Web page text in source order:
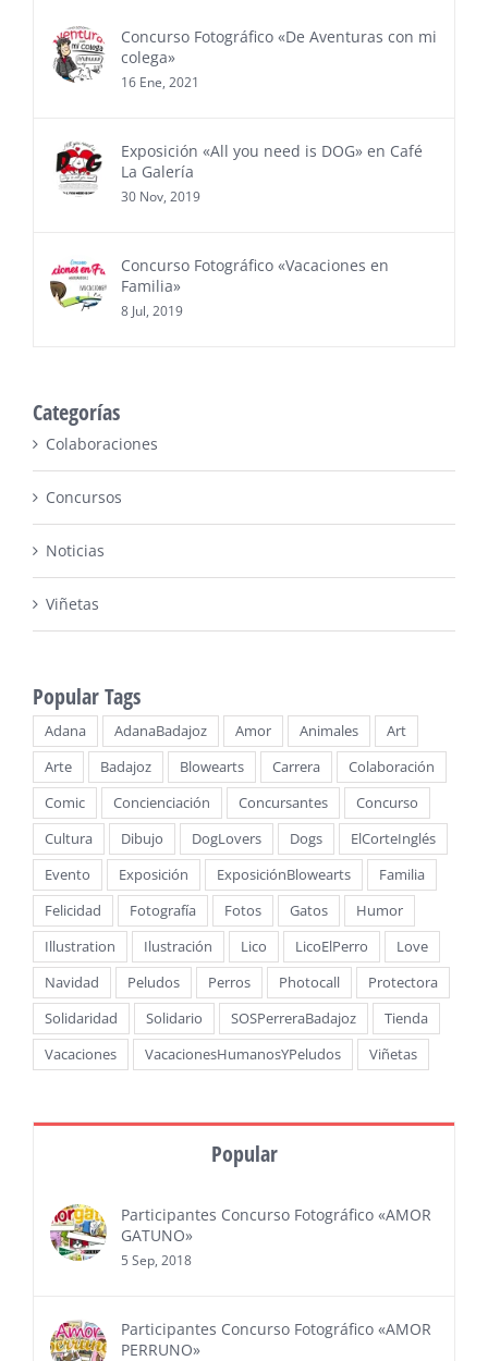
Concurso Fotográfico «De Aventuras con mi
colega»
16 Ene, 2021
Exposición «All you need is DOG» en Café
La Galería
30 Nov, 2019
Concurso Fotográfico «Vacaciones en
Familia»
8 Jul, 2019
Categorías
Colaboraciones
Concursos
Noticias
Viñetas
Popular Tags
Adana AdanaBadajoz Amor Animales
Art
Arte
Badajoz Blowearts Carrera
Colaboración
Comic
Concienciación Concursantes
Concurso
Cultura
Dibujo DogLovers Dogs
ElCorteInglés
Evento
Exposición ExposiciónBlowearts
Familia
Felicidad
Fotografía Fotos Gatos
Humor
Illustration
Ilustración Lico LicoElPerro
Love
Navidad
Peludos Perros Photocall
Protectora
Solidaridad
Solidario SOSPerreraBadajoz
Tienda
Vacaciones
VacacionesHumanosYPeludos Viñetas
Popular
Participantes Concurso Fotográfico «AMOR
GATUNO»
5 Sep, 2018
Participantes Concurso Fotográfico «AMOR
PERRUNO»